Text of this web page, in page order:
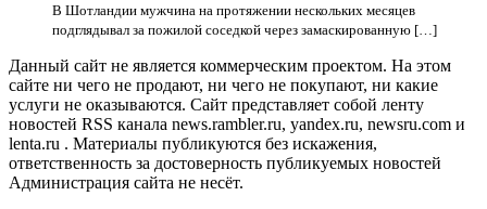
В Шотландии мужчина на протяжении нескольких месяцев
подглядывал за пожилой соседкой через замаскированную […]
Данный сайт не является коммерческим проектом. На этом
сайте ни чего не продают, ни чего не покупают, ни какие
услуги не оказываются. Сайт представляет собой ленту
новостей RSS канала news.rambler.ru, yandex.ru, newsru.com и
lenta.ru . Материалы публикуются без искажения,
ответственность за достоверность публикуемых новостей
Администрация сайта не несёт.